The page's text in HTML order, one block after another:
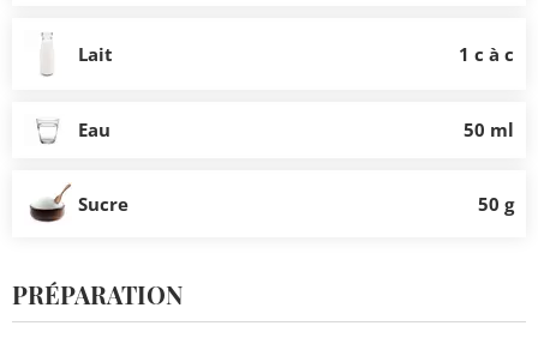
Lait 1 c à c
Eau 50 ml
Sucre 50 g
PRÉPARATION